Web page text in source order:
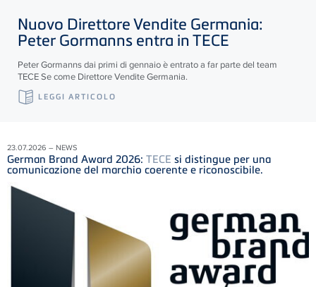
Nuovo Direttore Vendite Germania:
Peter Gormanns entra inTECE
Peter Gormanns dai primi di gennaio è entrato a far parte del team
TECESe come Direttore Vendite Germania.
LEGGI ARTICOLO
23.07.2026 – NEWS
German Brand Award 2026: TECE si distingue per una
comunicazione del marchio coerente e riconoscibile.